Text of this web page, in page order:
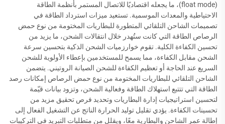
(float mode)، ما يجعله اقتصاديًا للاتصال المستمر بأنظمة الطاقة
الاحتياطية والمعدات الموسمية. تستعيد ميزات استرداد الطاقة في
تصميمات الشاحن التلقائي المتطورة للبطاريات المختومة من نوع حمض
الرصاص الطاقة التي كانت ستُهدر خلال انتقالات الشحن، ما يزيد من
تحسين الكفاءة الكلية. تقوم خوارزميات الشحن الذكية بتحسين سرعة
الشحن مقابل الكفاءة، مما يسمح للمستخدمين بإعطاء الأولوية للشحن
السريع عند الحاجة أو تعظيم الكفاءة للشحن الصيانة الروتيني. يتضمن
الشاحن التلقائي للبطاريات المختومة من نوع حمض الرصاص إمكانات رصد
الطاقة التي تتتبع استهلاك الطاقة وفعالية الشحن، وتزود بيانات قيّمة
لتحسين استراتيجيات إدارة البطاريات وتحديد فرص تحقيق مزيد من
تحسينات الكفاءة. يؤدي تقليل توليد الحرارة الناتج عن التشغيل الفعال إلى
إطالة عمر الشاحن والبطارية معًا، ويقلل من متطلبات التبريد في التركيبات